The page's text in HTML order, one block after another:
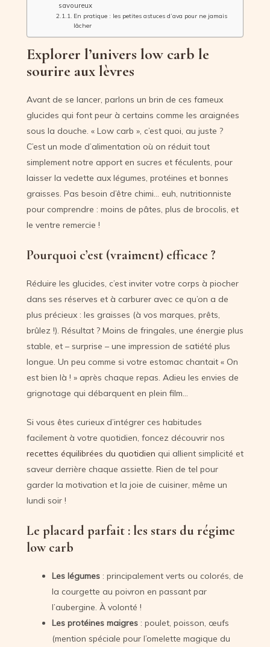
savoureux
En pratique : les petites astuces d’ava pour ne jamais
lâcher
Explorer l’univers low carb le
sourire aux lèvres
Avant de se lancer, parlons un brin de ces fameux
glucides qui font peur à certains comme les araignées
sous la douche. « Low carb », c’est quoi, au juste ?
C’est un mode d’alimentation où on réduit tout
simplement notre apport en sucres et féculents, pour
laisser la vedette aux légumes, protéines et bonnes
graisses. Pas besoin d’être chimi… euh, nutritionniste
pour comprendre : moins de pâtes, plus de brocolis, et
le ventre remercie !
Pourquoi c’est (vraiment) efficace ?
Réduire les glucides, c’est inviter votre corps à piocher
dans ses réserves et à carburer avec ce qu’on a de
plus précieux : les graisses (à vos marques, prêts,
brûlez !). Résultat ? Moins de fringales, une énergie plus
stable, et – surprise – une impression de satiété plus
longue. Un peu comme si votre estomac chantait « On
est bien là ! » après chaque repas. Adieu les envies de
grignotage qui débarquent en plein film…
Si vous êtes curieux d’intégrer ces habitudes
facilement à votre quotidien, foncez découvrir nos
recettes équilibrées du quotidien qui allient simplicité et
saveur derrière chaque assiette. Rien de tel pour
garder la motivation et la joie de cuisiner, même un
lundi soir !
Le placard parfait : les stars du régime
low carb
Les légumes : principalement verts ou colorés, de
la courgette au poivron en passant par
l’aubergine. À volonté !
Les protéines maigres : poulet, poisson, œufs
(mention spéciale pour l’omelette magique du